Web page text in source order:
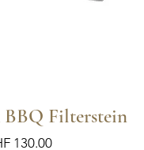
BBQ Filterstein
130.00